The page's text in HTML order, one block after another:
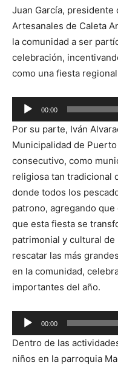
Juan García,
Artesanales de Caleta
la comunidad a ser
celebración,
como una fiesta
Reproductor
de
audio
00:00
Por su parte, Iván
Municipalidad de
consecutivo, como
religiosa tan tradicional
donde todos los
patrono, agregando
que esta fiesta se
patrimonial y cultural
rescatar las más
en la comunidad,
importantes del año.
Reproductor
de
audio
00:00
Dentro de las
niños en la parroquia